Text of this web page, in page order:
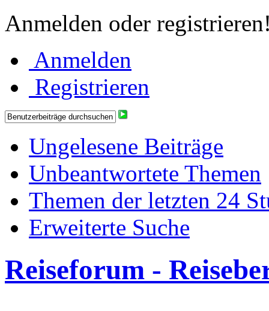
Anmelden oder
Anmelden
Registrieren
Ungelesene Beiträge
Unbeantwortete Themen
Themen der letzten 24
Erweiterte Suche
Reiseforum -